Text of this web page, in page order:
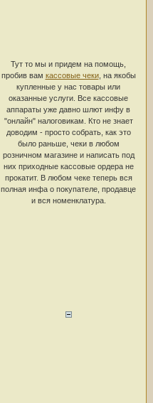
Тут то мы и придем на помощь,
пробив вам кассовые чеки, на якобы
купленные у нас товары или
оказанные услуги. Все кассовые
аппараты уже давно шлют инфу в
"онлайн" налоговикам. Кто не знает
доводим - просто собрать, как это
было раньше, чеки в любом
розничном магазине и написать под
них приходные кассовые ордера не
прокатит. В любом чеке теперь вся
полная инфа о покупателе, продавце
и вся номенклатура.